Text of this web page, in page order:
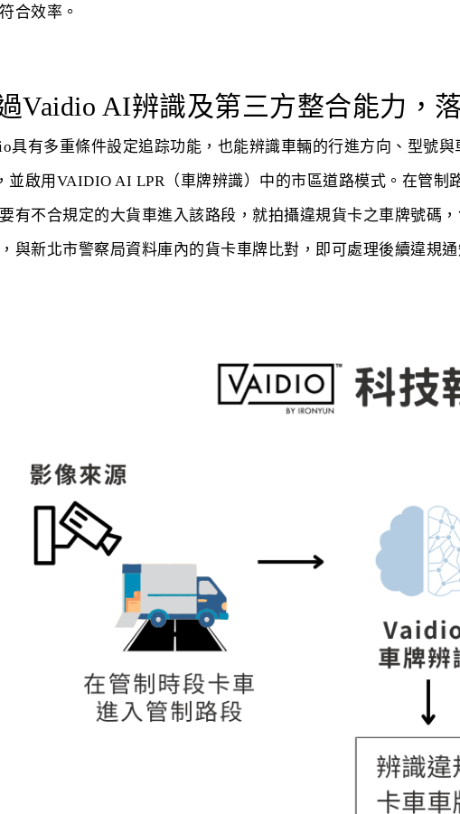
合效率。
Vaidio AI辨識及第三方整合能力，
具有多重條件設定追踪功能，也能辨識車輛的行進方向、型號
並啟用VAIDIO AI LPR（車牌辨識）中的市區道路模式。在管
有不合規定的大貨車進入該路段，就拍攝違規貨卡之車牌號碼
與新北市警察局資料庫內的貨卡車牌比對，即可處理後續違規通